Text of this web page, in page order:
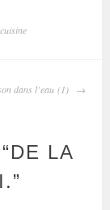
,cuisine
dans l’eau (1)
DE LA
”